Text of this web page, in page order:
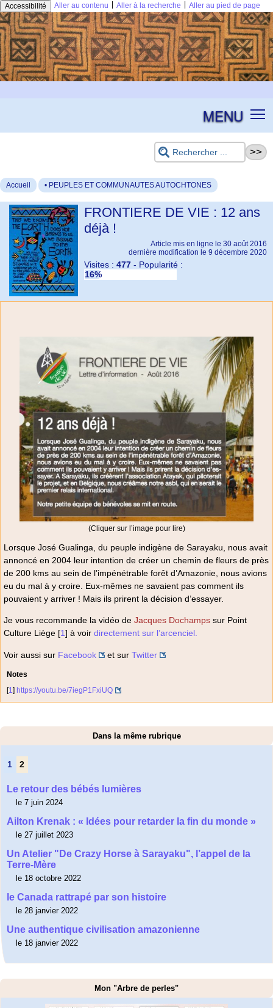
Accessibilité Aller au contenu Aller à la recherche Aller au pied de page
MENU
Accueil • PEUPLES ET COMMUNAUTES AUTOCHTONES
FRONTIERE DE VIE : 12 ans
déjà !
Article mis en ligne le 30 août 2016
dernière modification le 9 décembre 2020
Visites : 477 - Popularité :
16%
(Cliquer sur l’image pour lire)
Lorsque José Gualinga, du peuple indigène de Sarayaku, nous avait
annoncé en 2004 leur intention de créer un chemin de fleurs de près
de 200 kms au sein de l’impénétrable forêt d’Amazonie, nous avions
eu du mal à y croire. Eux-mêmes ne savaient pas comment ils
pouvaient y arriver ! Mais ils prirent la décision d’essayer.
Je vous recommande la vidéo de Jacques Dochamps sur Point
Culture Liège [1] à voir directement sur l’arcenciel.
Voir aussi sur Facebook et sur Twitter
Notes
[1] https://youtu.be/7iegP1FxiUQ
Dans la même rubrique
1 2
Le retour des bébés lumières
le 7 juin 2024
Ailton Krenak : « Idées pour retarder la fin du monde »
le 27 juillet 2023
Un Atelier "De Crazy Horse à Sarayaku", l’appel de la
Terre-Mère
le 18 octobre 2022
le Canada rattrapé par son histoire
le 28 janvier 2022
Une authentique civilisation amazonienne
le 18 janvier 2022
Mon "Arbre de perles"